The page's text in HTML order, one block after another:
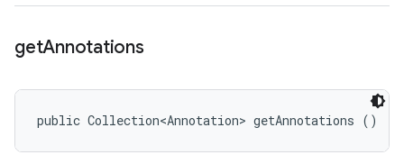
getAnnotations
public Collection<Annotation> getAnnotations ()